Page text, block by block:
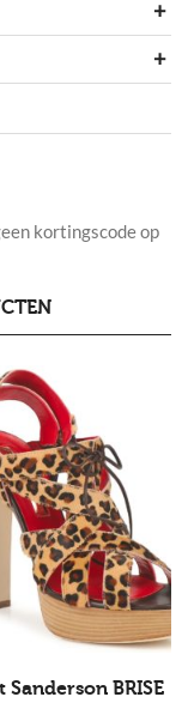
kortingscode op
Sanderson BRISE